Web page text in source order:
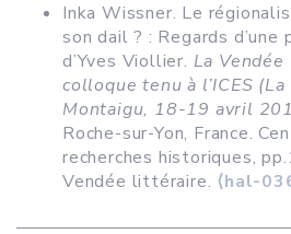
Inka Wissner. Le
son dail ? : Regards
d’Yves Viollier. La
colloque tenu à l’ICES
Montaigu, 18-19 avril
Roche-sur-Yon, France.
recherches historiques,
Vendée littéraire. ⟨hal-